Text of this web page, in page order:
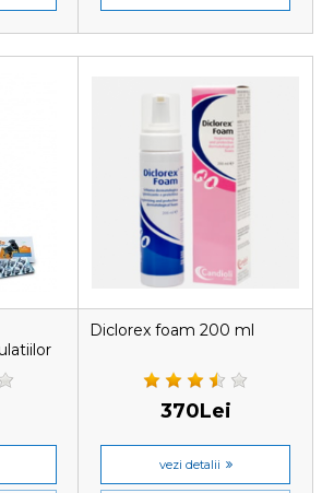
Diclorex foam 200 ml
370Lei
vezi detalii